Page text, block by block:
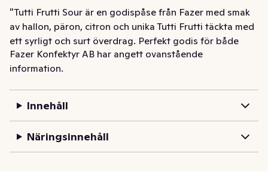
"Tutti Frutti Sour är en godispåse från Fazer med smak
av hallon, päron, citron och unika Tutti Frutti täckta med
ett syrligt och surt överdrag. Perfekt godis för både
barn, vuxna och dig som är vegan då Tutti Frutti är
gelatinfri och vegansk. Den är tillverkad med naturliga
Fazer Konfektyr AB har angett ovanstående
information.
Innehåll
Näringsinnehåll